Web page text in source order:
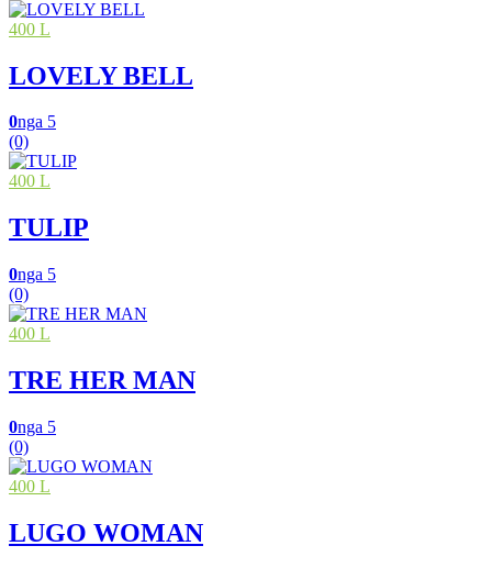
400 L
LOVELY BELL
0nga 5
(0)
400 L
TULIP
0nga 5
(0)
400 L
TRE HER MAN
0nga 5
(0)
400 L
LUGO WOMAN